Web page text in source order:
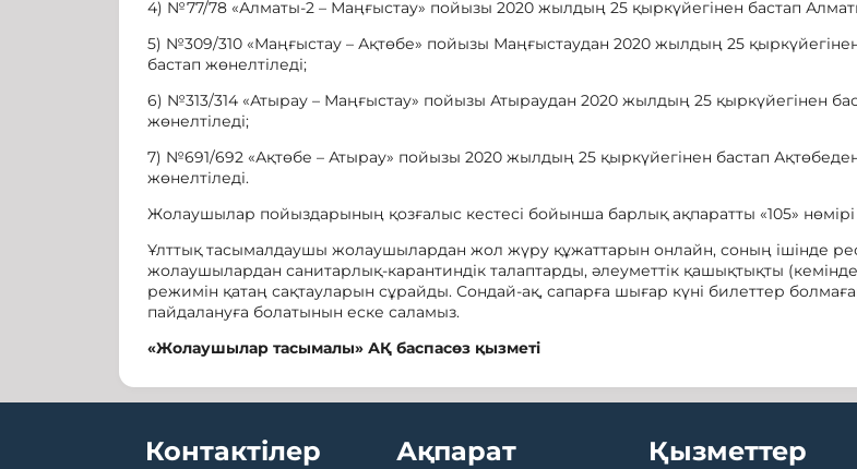
4) №77/78 «Алматы-2 – Маңғыстау» пойызы 2020 жылдың 25 қыркүйегінен бастап
5) №309/310 «Маңғыстау – Ақтөбе» пойызы Маңғыстаудан 2020 жылдың 25
бастап жөнелтіледі;
6) №313/314 «Атырау – Маңғыстау» пойызы Атыраудан 2020 жылдың 25 қыркүйегінен
жөнелтіледі;
7) №691/692 «Ақтөбе – Атырау» пойызы 2020 жылдың 25 қыркүйегінен бастап
жөнелтіледі.
Жолаушылар пойыздарының қозғалыс кестесі бойынша барлық ақпаратты «105»
Ұлттық тасымалдаушы жолаушылардан жол жүру құжаттарын онлайн, соның ішінде
жолаушылардан санитарлық-карантиндік талаптарды, әлеуметтік қашықтықты
режимін қатаң сақтауларын сұрайды. Сондай-ақ, сапарға шығар күні билеттер
пайдалануға болатынын еске саламыз.
«Жолаушылар тасымалы»АҚ баспасөз қызметі
Контактілер Ақпарат Қызметтер